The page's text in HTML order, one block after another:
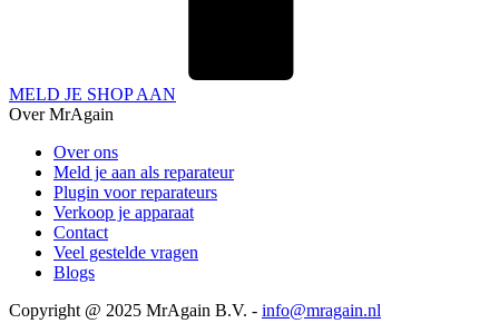
MELD JE SHOP AAN
Over MrAgain
Over ons
Meld je aan als reparateur
Plugin voor reparateurs
Verkoop je apparaat
Contact
Veel gestelde vragen
Blogs
Copyright @ 2025 MrAgain B.V. - info@mragain.nl